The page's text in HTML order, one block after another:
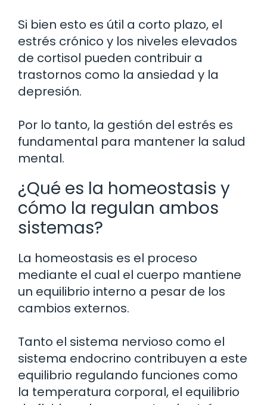
Si bien esto es útil a corto plazo, el
estrés crónico y los niveles elevados
de cortisol pueden contribuir a
trastornos como la ansiedad y la
depresión.
Por lo tanto, la gestión del estrés es
fundamental para mantener la salud
mental.
¿Qué es la homeostasis y
cómo la regulan ambos
sistemas?
La homeostasis es el proceso
mediante el cual el cuerpo mantiene
un equilibrio interno a pesar de los
cambios externos.
Tanto el sistema nervioso como el
sistema endocrino contribuyen a este
equilibrio regulando funciones como
la temperatura corporal, el equilibrio